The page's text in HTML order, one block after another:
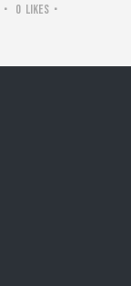
0 Likes